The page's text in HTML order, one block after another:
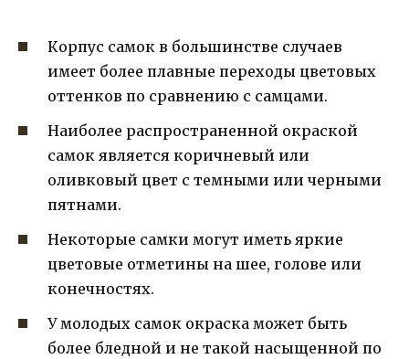
Корпус самок в большинстве случаев
имеет более плавные переходы цветовых
оттенков по сравнению с самцами.
Наиболее распространенной окраской
самок является коричневый или
оливковый цвет с темными или черными
пятнами.
Некоторые самки могут иметь яркие
цветовые отметины на шее, голове или
конечностях.
У молодых самок окраска может быть
более бледной и не такой насыщенной по